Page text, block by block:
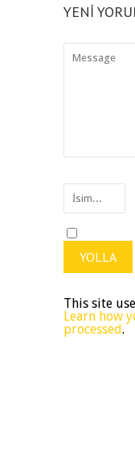
YENI
This site
Learn how
processed.